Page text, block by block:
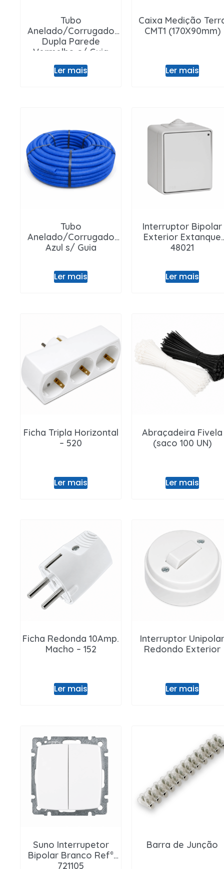
Tubo
Anelado/Corrugado
Dupla Parede
Vermelho c/ Guia
Ler mais
Caixa Medição
CMT1 (170X90mm)
Ler mais
Tubo
Anelado/Corrugado
Azul s/ Guia
Ler mais
Interruptor Bipolar
Exterior Extanque
48021
Ler mais
Ficha Tripla Horizontal
– 520
Ler mais
Abraçadeira Fivela
(saco 100 UN)
Ler mais
Ficha Redonda 10Amp.
Macho – 152
Ler mais
Interruptor Unipolar
Redondo Exterior
Ler mais
Suno Interrupetor
Bipolar Branco Refª
721105
Barra de Junção